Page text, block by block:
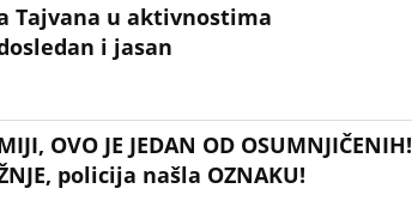
Tajvana u aktivnostima
i jasan
OVO JE JEDAN OD OSUMNJIČENIH!
policija našla OZNAKU!